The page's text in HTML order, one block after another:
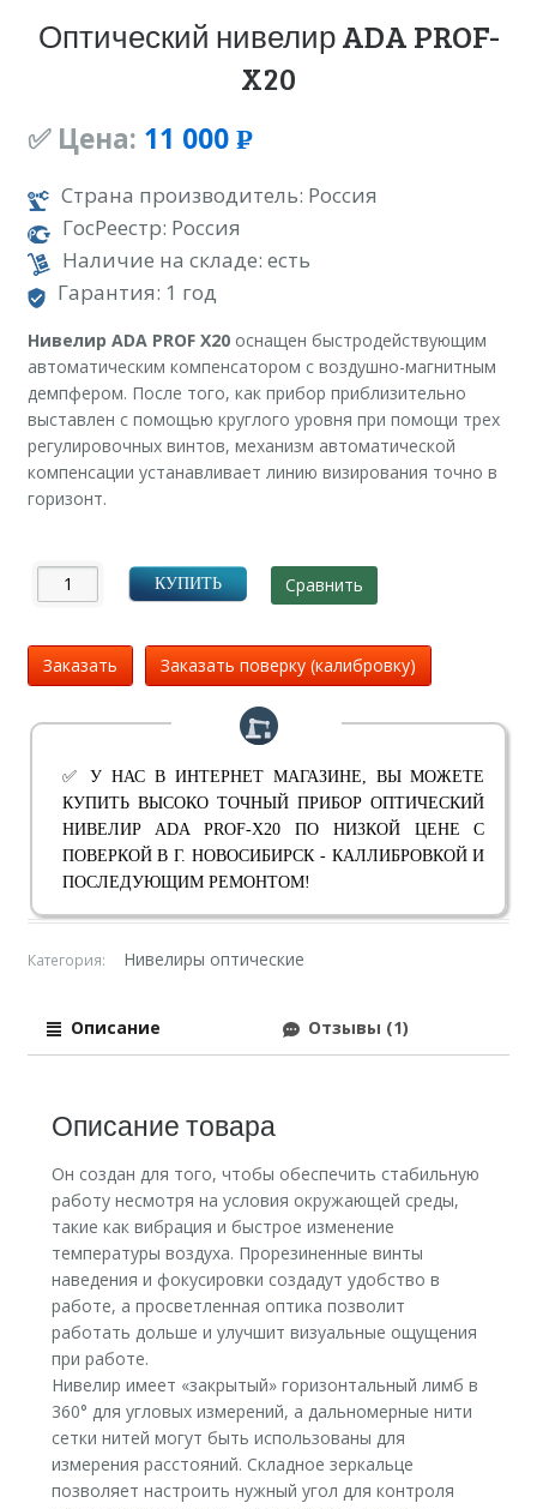
Оптический нивелир ADA PROF-
X20
✅ Цена: 11 000 Р
УБ.
Страна производитель: Россия
ГосРеестр: Россия
Наличие на складе: есть
Гарантия: 1 год
Нивелир ADA PROF X20 оснащен быстродействующим
автоматическим компенсатором с воздушно-магнитным
демпфером. После того, как прибор приблизительно
выставлен с помощью круглого уровня при помощи трех
регулировочных винтов, механизм автоматической
компенсации устанавливает линию визирования точно в
горизонт.
КУПИТЬ Сравнить
Заказать Заказать поверку (калибровку)
✅ У НАС В ИНТЕРНЕТ МАГАЗИНЕ, ВЫ МОЖЕТЕ
КУПИТЬ ВЫСОКО ТОЧНЫЙ ПРИБОР ОПТИЧЕСКИЙ
НИВЕЛИР ADA PROF-X20 ПО НИЗКОЙ ЦЕНЕ С
ПОВЕРКОЙ В Г. НОВОСИБИРСК - КАЛЛИБРОВКОЙ И
ПОСЛЕДУЮЩИМ РЕМОНТОМ!
Категория: Нивелиры оптические
Описание Отзывы (1)
Описание товара
Он создан для того, чтобы обеспечить стабильную
работу несмотря на условия окружающей среды,
такие как вибрация и быстрое изменение
температуры воздуха. Прорезиненные винты
наведения и фокусировки создадут удобство в
работе, а просветленная оптика позволит
работать дольше и улучшит визуальные ощущения
при работе.
Нивелир имеет «закрытый» горизонтальный лимб в
360° для угловых измерений, а дальномерные нити
сетки нитей могут быть использованы для
измерения расстояний. Складное зеркальце
позволяет настроить нужный угол для контроля